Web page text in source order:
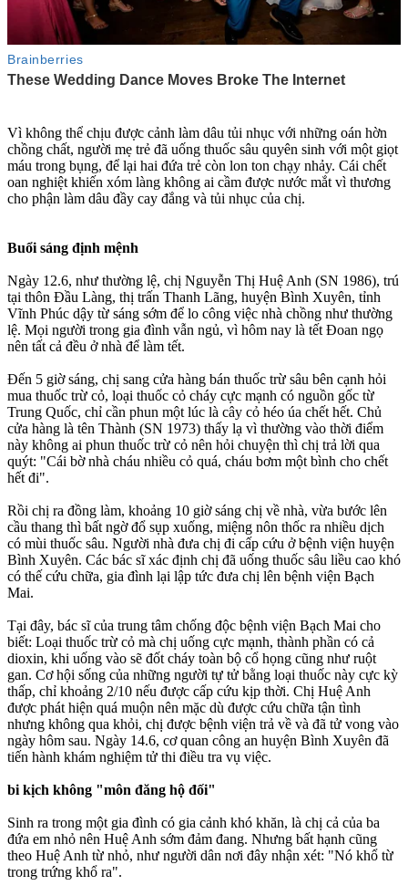
Vì không thể chịu được cảnh làm dâu tủi nhục với những oán hờn
chồng chất, người mẹ trẻ đã uống thuốc sâu quy‌ּên sin‌ּh với một giọt
máu trong bụng, để lại hai đứa trẻ còn lon ton chạy nhảy. Cái chết
oan nghiệt khiến xóm làng không ai cầm được nước mắt vì thương
cho phận làm dâu đầy cay đắng và tủi nhục của chị.
Buổi sáng định mệnh
Ngày 12.6, như thường lệ, chị Nguyễn Thị Huệ Anh (SN 1986), trú
tại thôn Đầu Làng, thị trấn Thanh Lãng, huyện Bình Xuyên, tỉnh
Vĩnh Phúc dậy từ sáng sớm để lo công việc nhà chồng như thường
lệ. Mọi người trong gia đình vẫn ngủ, vì hôm nay là tết Đoan ngọ
nên tất cả đều ở nhà để làm tết.
Đến 5 giờ sáng, chị sang cửa hàng bán thuốc trừ sâu bên cạnh hỏi
mua thuốc trừ cỏ, loại thuốc cỏ cháy cực mạnh có nguồn gốc từ
Trung Quốc, chỉ cần phun một lúc là cây cỏ héo úa chết hết. Chủ
cửa hàng là tên Thành (SN 1973) thấy lạ vì thường vào thời điểm
này không ai phun thuốc trừ cỏ nên hỏi chuyện thì chị trả lời qua
quýt: "Cái bờ nhà cháu nhiều cỏ quá, cháu bơm một bình cho chết
hết đi".
Rồi chị ra đồng làm, khoảng 10 giờ sáng chị về nhà, vừa bước lên
cầu thang thì bất ngờ đổ sụp xuống, miệng nôn thốc ra nhiều dịch
có mùi thuốc sâu. Người nhà đưa chị đi cấp cứu ở bệnh viện huyện
Bình Xuyên. Các bác sĩ xác định chị đã uống thuốc sâu liều cao khó
có thế cứu chữa, gia đình lại lập tức đưa chị lên bệnh viện Bạch
Mai.
Tại đây, bác sĩ của trung tâm chống độc bệnh viện Bạch Mai cho
biết: Loại thuốc trừ cỏ mà chị uống cực mạnh, thành phần có cả
dioxin, khi uống vào sẽ đốt cháy toàn bộ cổ họng cũng như ruột
gan. Cơ hội sống của những người t‌ּự t‌ּử bằng loại thuốc này cực kỳ
thấp, chỉ khoảng 2/10 nếu được cấp cứu kịp thời. Chị Huệ Anh
được phát hiện quá muộn nên mặc dù được cứu chữa tận tình
nhưng không qua khỏi, chị được bệnh viện trả về và đã t‌ử von‌g vào
ngày hôm sau. Ngày 14.6, cơ quan công an huyện Bình Xuyên đã
tiến hành khám nghiệm t‌ử th‌i điều tra vụ việc.
bi kịch không "môn đăng hộ đối"
Sinh ra trong một gia đình có gia cảnh khó khăn, là chị cả của ba
đứa em nhỏ nên Huệ Anh sớm đảm đang. Nhưng bất hạnh cũng
theo Huệ Anh từ nhỏ, như người dân nơi đây nhận xét: "Nó khổ từ
trong trứng khổ ra".